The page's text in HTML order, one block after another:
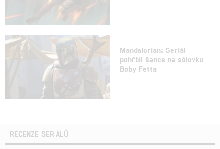
Mandalorian: Seriál
pohřbil šance na sólovku
Boby Fetta
RECENZE SERIÁLŮ